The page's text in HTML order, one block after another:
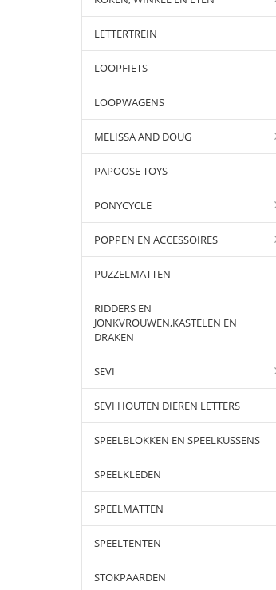
LETTERTREIN
LOOPFIETS
LOOPWAGENS
MELISSA AND DOUG
PAPOOSE TOYS
PONYCYCLE
POPPEN EN ACCESSOIRES
PUZZELMATTEN
RIDDERS EN
JONKVROUWEN,KASTELEN EN
DRAKEN
SEVI
SEVI HOUTEN DIEREN LETTERS
SPEELBLOKKEN EN SPEELKUSSENS
SPEELKLEDEN
SPEELMATTEN
SPEELTENTEN
STOKPAARDEN